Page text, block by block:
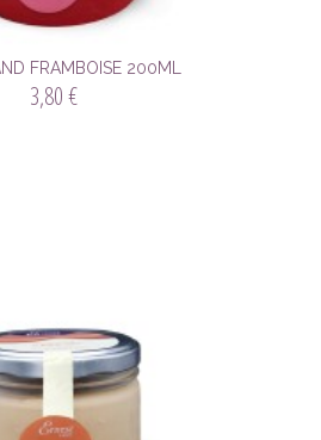
FRAMBOISE 200ML
3,80 €